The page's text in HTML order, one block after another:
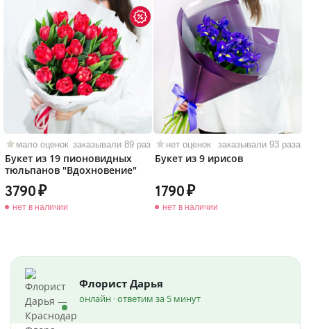
мало оценок заказывали 89 раз
Букет из 19 пионовидных
тюльпанов "Вдохновение"
3790
нет в наличии
нет оценок заказывали 93 раза
Букет из 9 ирисов
1790
нет в наличии
Флорист Дарья
онлайн · ответим за 5 минут